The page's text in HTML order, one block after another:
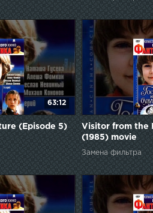
63:12
(Episode 5)
Visitor from the
(1985) movie
Замена фильтра